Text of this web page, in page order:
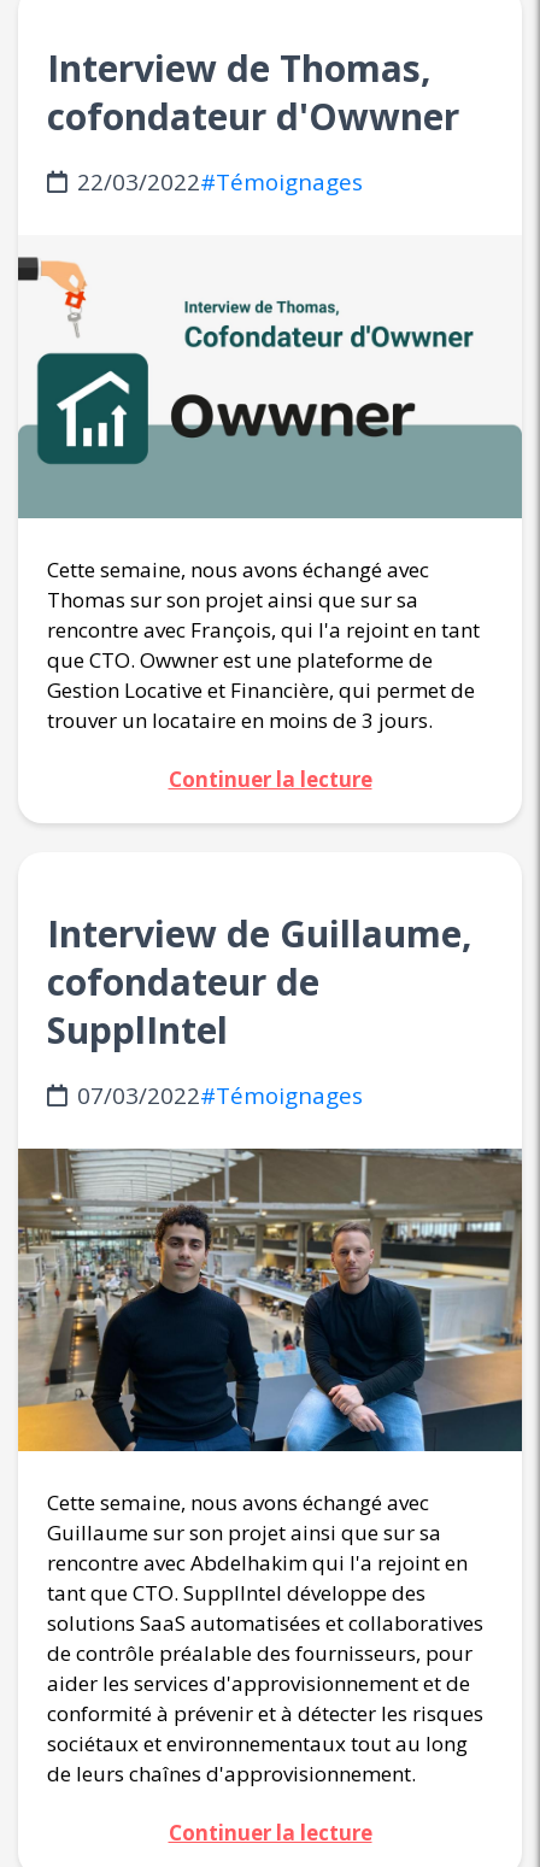
Interview de Thomas,
cofondateur d'Owwner
22/03/2022#Témoignages
Cette semaine, nous avons échangé avec
Thomas sur son projet ainsi que sur sa
rencontre avec François, qui l'a rejoint en tant
que CTO. Owwner est une plateforme de
Gestion Locative et Financière, qui permet de
trouver un locataire en moins de 3 jours.
Continuer la lecture
Interview de Guillaume,
cofondateur de
SupplIntel
07/03/2022#Témoignages
Cette semaine, nous avons échangé avec
Guillaume sur son projet ainsi que sur sa
rencontre avec Abdelhakim qui l'a rejoint en
tant que CTO. SupplIntel développe des
solutions SaaS automatisées et collaboratives
de contrôle préalable des fournisseurs, pour
aider les services d'approvisionnement et de
conformité à prévenir et à détecter les risques
sociétaux et environnementaux tout au long
de leurs chaînes d'approvisionnement.
Continuer la lecture